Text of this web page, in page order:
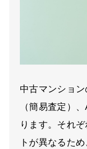
中古マンショ
（簡易査定）、
ります。それ
トが異なるた